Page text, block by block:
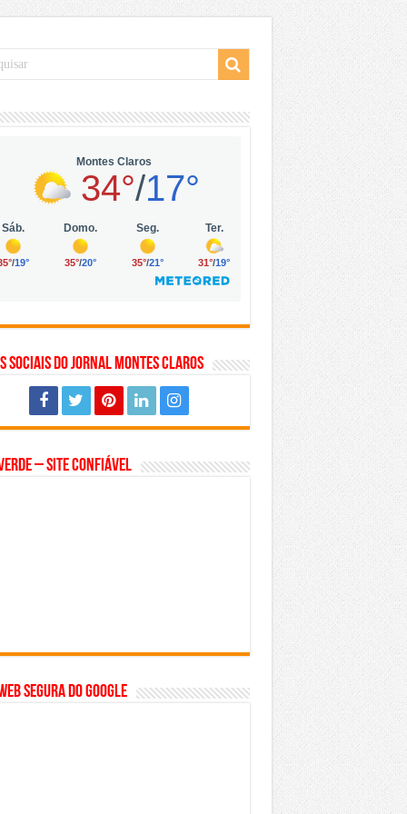
Vila Olímpia, em São Paulo
mil no digital
eólica e hidrogênio verde
Sociais do Jornal Montes Claros
– Site Confiável
SEGURA do GOOGLE